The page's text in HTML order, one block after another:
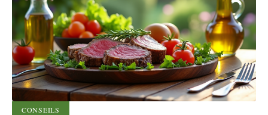
CONSEILS